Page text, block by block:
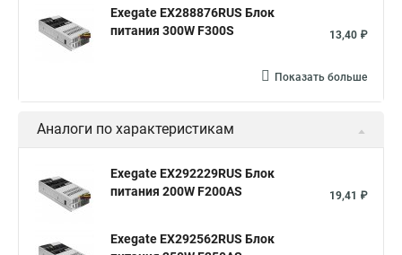
Exegate EX288876RUS Блок
питания 300W F300S
13,40 ₽
Показать больше
Аналоги по характеристикам
Exegate EX292229RUS Блок
питания 200W F200AS
19,41 ₽
Exegate EX292562RUS Блок